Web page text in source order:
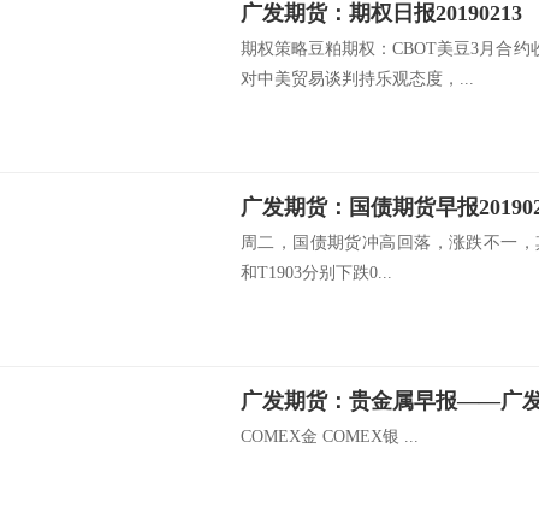
广发期货：期权日报20190213
期权策略豆粕期权：CBOT美豆3月合约
对中美贸易谈判持乐观态度，...
周二，国债期货冲高回落，涨跌不一，
和T1903分别下跌0...
COMEX金 COMEX银 ...